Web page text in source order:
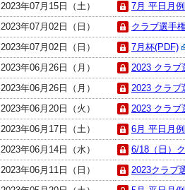
2023年07月15日（土）
7月 平日月
2023年07月02日（日）
クラブ選手
2023年07月02日（日）
7月杯(PDF)
2023年06月26日（月）
2023 クラブ
2023年06月26日（月）
2023 クラブ
2023年06月20日（火）
2023 クラブ
2023年06月17日（土）
6月 平日月
2023年06月14日（水）
6/18（日）
2023年06月11日（日）
2023クラブ